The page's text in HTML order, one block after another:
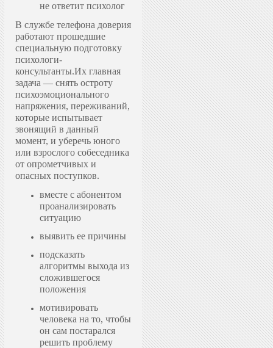
не ответит психолог
В службе телефона доверия
работают прошедшие
специальную подготовку
психологи-
консультанты.Их главная
задача — снять остроту
психоэмоционального
напряжения, переживаний,
которые испытывает
звонящий в данный
момент, и уберечь юного
или взрослого собеседника
от опрометчивых и
опасных поступков.
вместе с абонентом
проанализировать
ситуацию
выявить ее причины
подсказать
алгоритмы выхода из
сложившегося
положения
мотивировать
человека на то, чтобы
он сам постарался
решить проблему